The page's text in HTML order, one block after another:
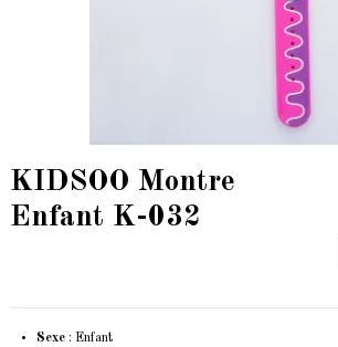
KIDSOO Montre
Enfant K-032
Sexe : Enfant